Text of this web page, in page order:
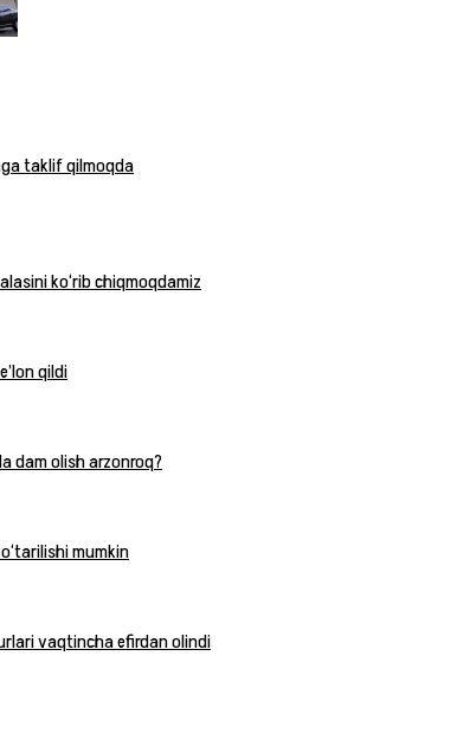
taklif qilmoqda
ko‘rib chiqmoqdamiz
qildi
dam olish arzonroq?
mumkin
vaqtincha efirdan olindi